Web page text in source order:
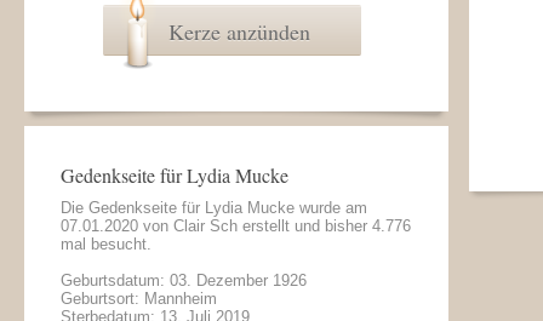
Kerze anzünden
Gedenkseite für Lydia Mucke
Die Gedenkseite für Lydia Mucke wurde am
07.01.2020 von Clair Sch erstellt und bisher 4.776
mal besucht.
Geburtsdatum: 03. Dezember 1926
Geburtsort: Mannheim
Sterbedatum: 13. Juli 2019